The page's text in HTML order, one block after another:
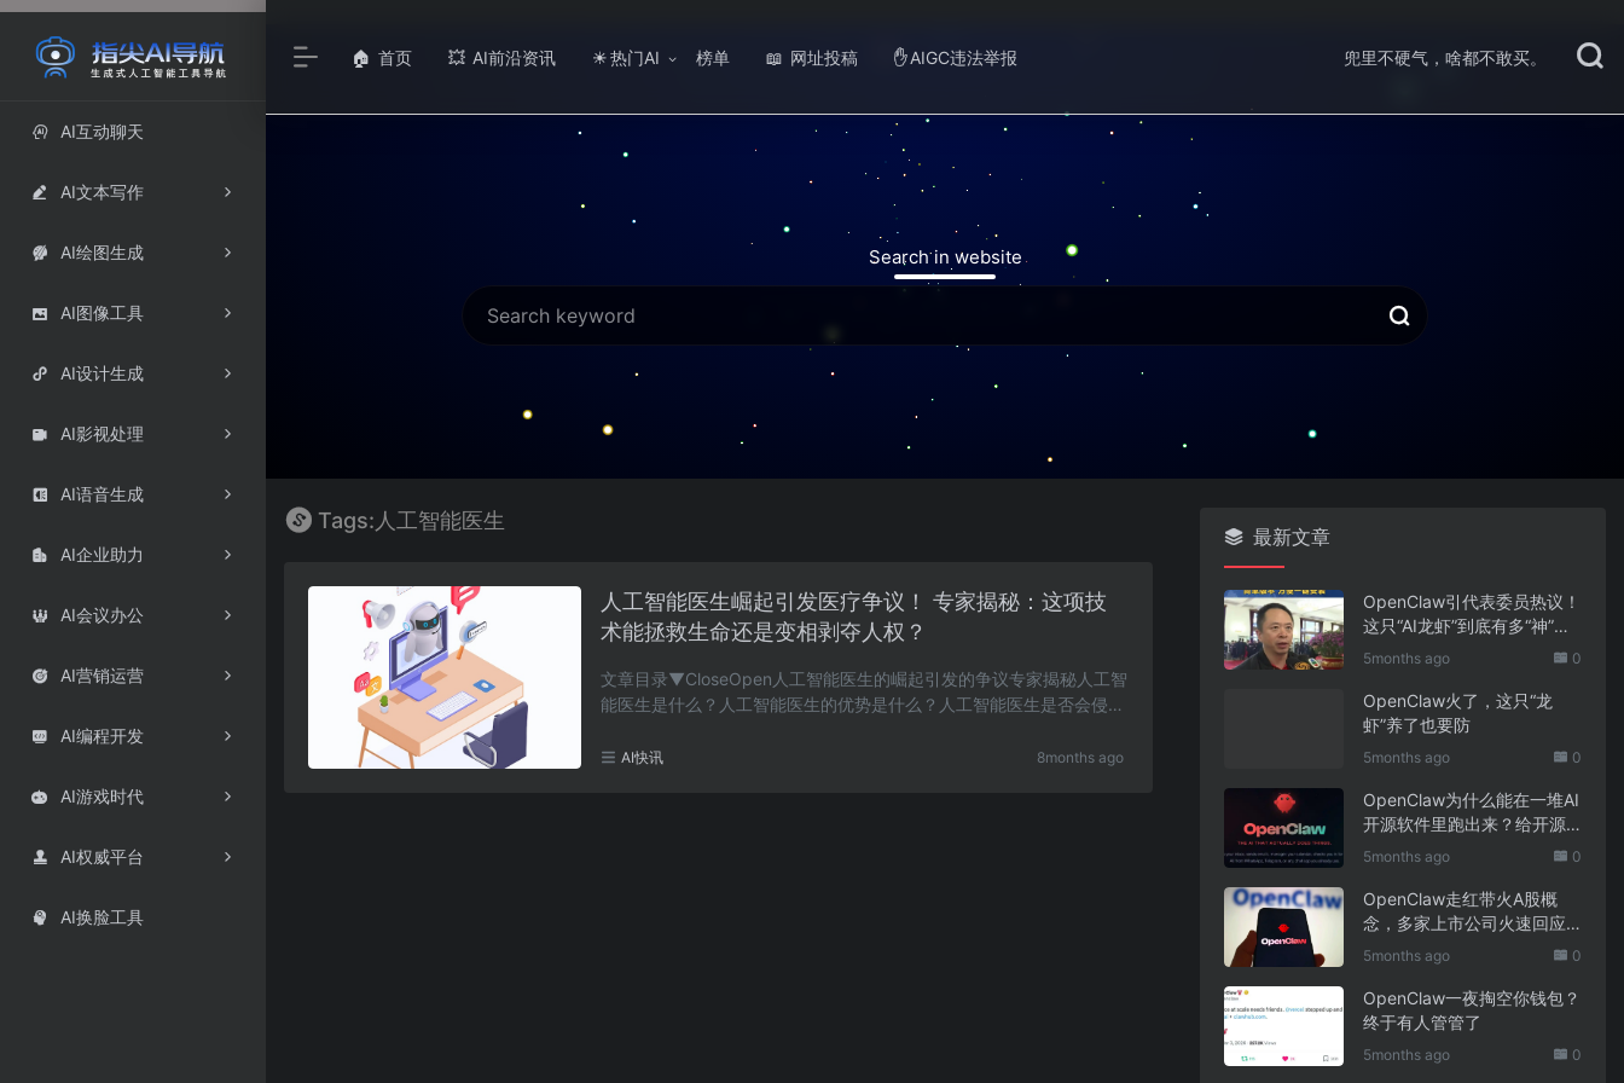
 AI互动聊天
 AI文本写作
 AI绘图生成
 AI图像工具
 AI设计生成
 AI影视处理
 AI语音生成
 AI企业助力
 AI会议办公
 AI营销运营
 AI编程开发
 AI游戏时代
 AI权威平台
 AI换脸工具
🏠 首页 💥 AI前沿资讯 ☀ 热门AI 榜单 📖 网址投稿 ✋ AIGC违法举报 兜里不硬气，啥都不敢买。
Search in website
Tags:人工智能医生
人工智能医生崛起引发医疗争议！ 专家揭秘：这项技
术能拯救生命还是变相剥夺人权？
文章目录▼CloseOpen人工智能医生的崛起引发的争议专家揭秘人工智
能医生是什么？人工智能医生的优势是什么？人工智能医生是否会侵犯
AI快讯 8months ago
最新文章
OpenClaw引代表委员热议！
这只“AI龙虾”到底有多“神”？
｜科技观察
5months ago 0
OpenClaw火了，这只“龙
虾”养了也要防
5months ago 0
OpenClaw为什么能在一堆AI
开源软件里跑出来？给开源
项目的三点启示
5months ago 0
OpenClaw走红带火A股概
念，多家上市公司火速回应
业务布局
5months ago 0
OpenClaw一夜掏空你钱包？
终于有人管管了
5months ago 0